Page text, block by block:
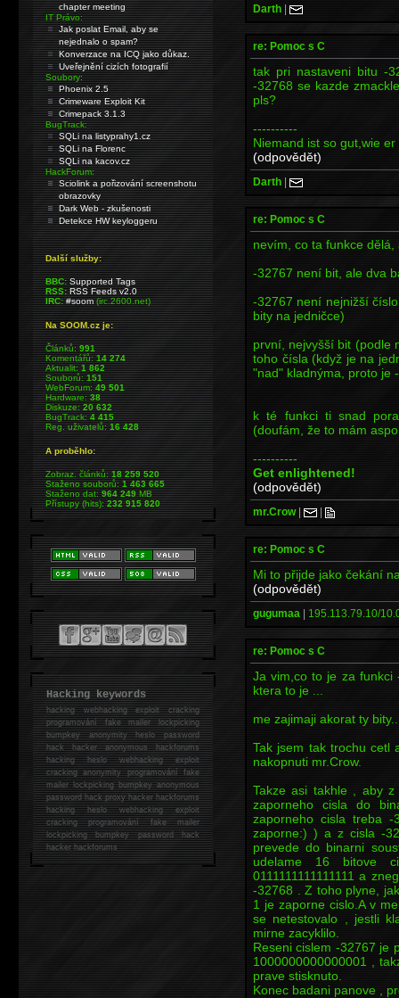
Darth |
re: Pomoc s C
tak pri nastaveni bitu -
-32768 se kazde
pls?
----------
Niemand ist so gut,wie
(odpovědět)
Darth |
re: Pomoc s C
nevím, co ta funkce
-32767 není bit, ale dva
-32767 není nejnižší
bity na jedničce)
první, nejvyšší bit (podle
toho čísla (když je na
"nad" kladnýma, proto je
k té funkci ti snad
(doufám, že to mám
----------
Get enlightened!
(odpovědět)
mr.Crow| |
re: Pomoc s C
Mi to přijde jako čekání
(odpovědět)
gugumaa | 195.113.79.10/
re: Pomoc s C
Ja vim,co to je za funkci
ktera to je ...
me zajimaji akorat ty
Tak jsem tak trochu cetl
nakopnuti mr.Crow.
Takze asi takhle , aby
zaporneho cisla do
zaporneho cisla treba
zaporne:) ) a z cisla -
prevede do binarni
udelame 16 bitove
0111111111111111 a
-32768 . Z toho plyne,
1 je zaporne cislo.A v
se netestovalo , jestli
mirne zacyklilo.
Reseni cislem -32767 je
1000000000000001 ,
prave stisknuto.
Konec badani panove ,
chapter meeting
IT Právo:
Jak poslat Email, aby se
nejednalo o spam?
Konverzace na ICQ jako důkaz.
Uveřejnění cizích fotografií
Soubory:
Phoenix 2.5
Crimeware Exploit Kit
Crimepack 3.1.3
BugTrack:
SQLi na listyprahy1.cz
SQLi na Florenc
SQLi na kacov.cz
HackForum:
Sciolink a pořizování screenshotu
obrazovky
Dark Web - zkušenosti
Detekce HW keyloggeru
Další služby:
BBC: Supported Tags
RSS: RSS Feeds v2.0
IRC: #soom(irc.2600.net)
Na SOOM.cz je:
Článků:991
Komentářů:14 274
Aktualit:1 862
Souborů:151
WebForum:49 501
Hardware:38
Diskuze:20 632
BugTrack:4 415
Reg. uživatelů:16 428
A proběhlo:
Zobraz. článků:18 259 520
Staženo souborů:1 463 665
Staženo dat:964 249MB
Přístupy (hits):232 915 820
Hacking keywords
hackingwebhacking exploit cracking
programování fake mailer lockpicking
bumpkey anonymity heslo password
hackhacker anonymous hackforums
hackingheslo webhacking exploit
cracking anonymity programování fake
mailer lockpicking bumpkey anonymous
password hack proxy hacker hackforums
hacking heslo webhacking exploit
cracking programování fake mailer
lockpicking bumpkey password hack
hackerhackforums